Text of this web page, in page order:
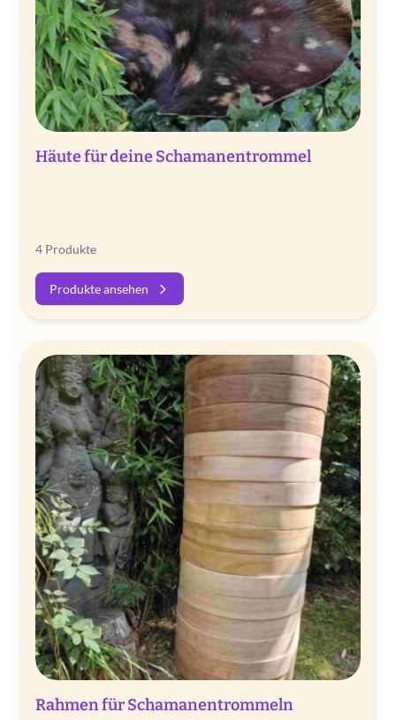
Häute für deine Schamanentrommel
4 Produkte
Produkte ansehen
Rahmen für Schamanentrommeln